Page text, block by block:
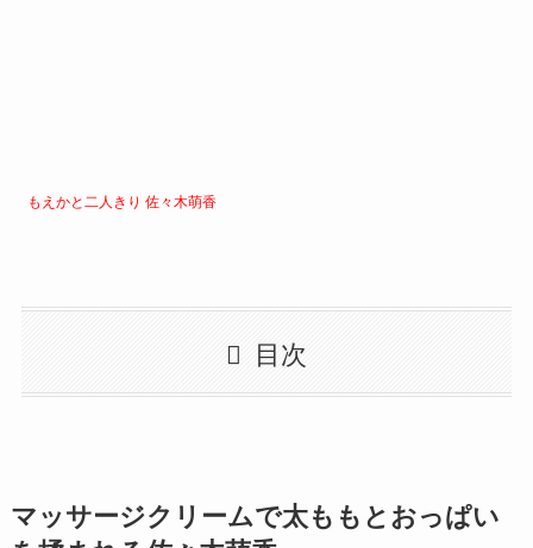
もえかと二人きり 佐々木萌香
目次
マッサージクリームで太ももとおっぱい